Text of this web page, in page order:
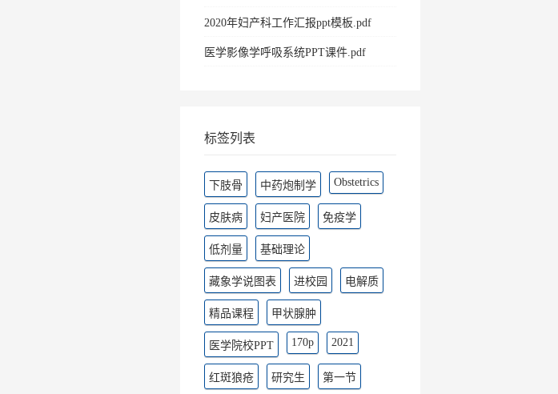
2020年妇产科工作汇报ppt模板.pdf
医学影像学呼吸系统PPT课件.pdf
标签列表
下肢骨 中药炮制学 Obstetrics
皮肤病 妇产医院 免疫学
低剂量 基础理论
藏象学说图表 进校园 电解质
精品课程 甲状腺肿
医学院校PPT 170p 2021
红斑狼疮 研究生 第一节